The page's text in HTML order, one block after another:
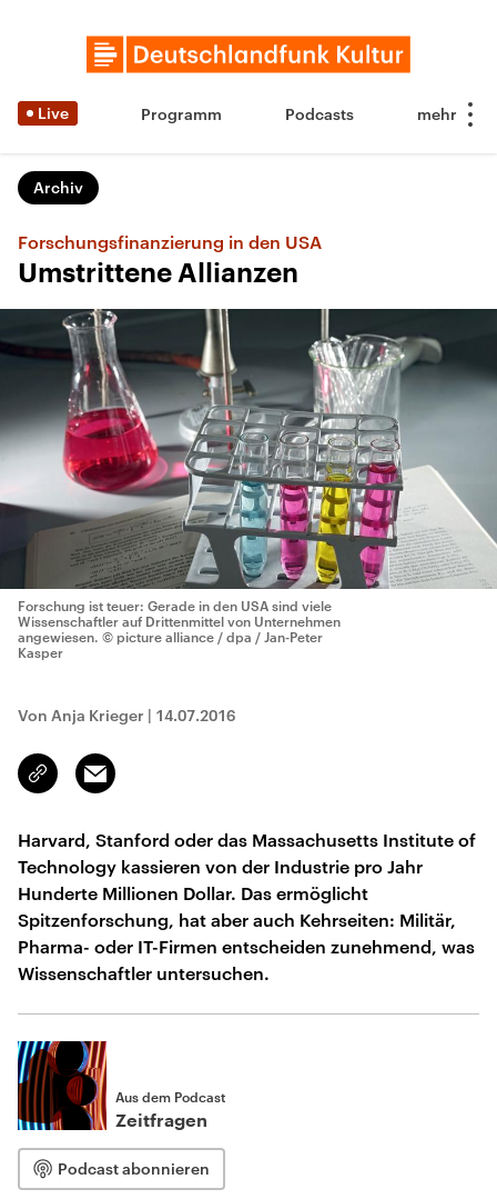
Live Programm Podcasts
Archiv
Forschungsfinanzierung in den USA
Umstrittene Allianzen
Forschung ist teuer: Gerade in den USA sind viele
Wissenschaftler auf Drittenmittel von Unternehmen
angewiesen. © picture alliance / dpa / Jan-Peter
Kasper
Von Anja Krieger | 14.07.2016
Link
kopieren/teilen
Email
Harvard, Stanford oder das Massachusetts Institute of
Technology kassieren von der Industrie pro Jahr
Hunderte Millionen Dollar. Das ermöglicht
Spitzenforschung, hat aber auch Kehrseiten: Militär,
Pharma- oder IT-Firmen entscheiden zunehmend, was
Wissenschaftler untersuchen.
Aus dem Podcast
Zeitfragen
Podcast abonnieren